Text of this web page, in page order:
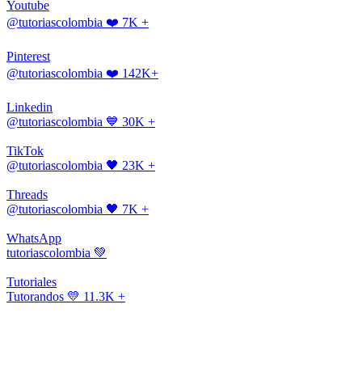
Youtube
@tutoriascolombia ❤️ 7K +
Pinterest
@tutoriascolombia ❤️ 142K+
Linkedin
@tutoriascolombia 💙 30K +
TikTok
@tutoriascolombia 🖤 23K +
Threads
@tutoriascolombia 🖤 7K +
WhatsApp
tutoriascolombia 💚
Tutoriales
Tutorandos 💛 11.3K +